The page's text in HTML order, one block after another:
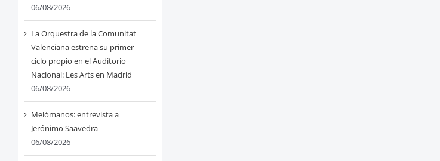
06/08/2026
La Orquestra de la Comunitat
Valenciana estrena su primer
ciclo propio en el Auditorio
Nacional: Les Arts en Madrid
06/08/2026
Melómanos: entrevista a
Jerónimo Saavedra
06/08/2026